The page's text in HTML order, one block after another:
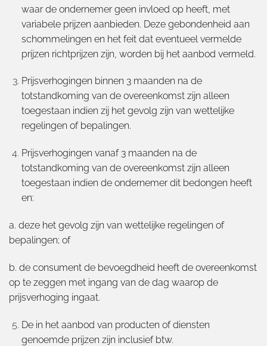
waar de ondernemer geen invloed op heeft, met
variabele prijzen aanbieden. Deze gebondenheid aan
schommelingen en het feit dat eventueel vermelde
prijzen richtprijzen zijn, worden bij het aanbod vermeld.
Prijsverhogingen binnen 3 maanden na de
totstandkoming van de overeenkomst zijn alleen
toegestaan indien zij het gevolg zijn van wettelijke
regelingen of bepalingen.
Prijsverhogingen vanaf 3 maanden na de
totstandkoming van de overeenkomst zijn alleen
toegestaan indien de ondernemer dit bedongen heeft
en:
a. deze het gevolg zijn van wettelijke regelingen of
bepalingen; of
b. de consument de bevoegdheid heeft de overeenkomst
op te zeggen met ingang van de dag waarop de
prijsverhoging ingaat.
De in het aanbod van producten of diensten
genoemde prijzen zijn inclusief btw.